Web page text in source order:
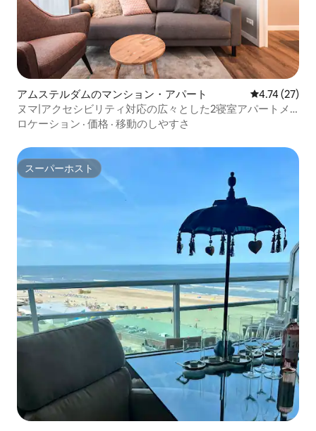
アムステルダムのマンション・アパート レビュー27
4.74 (27)
ヌマ|アクセシビリティ対応の広々とした2寝室アパートメ
ント
ロケーション · 価格 · 移動のしやすさ
スーパーホスト
スーパーホスト